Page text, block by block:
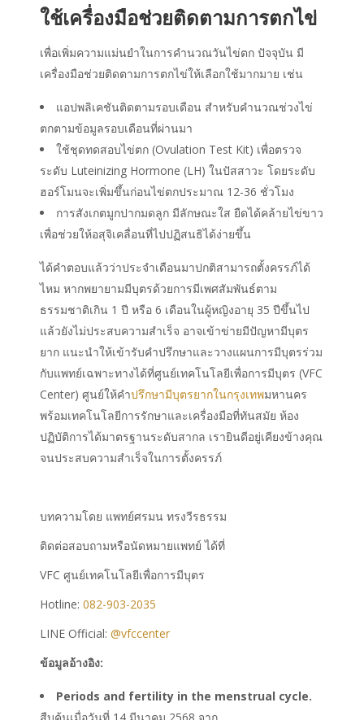
ใช้เครื่องมือช่วยติดตามการตกไข่
เพื่อเพิ่มความแม่นยำในการคำนวณวันไข่ตก ปัจจุบัน มี
เครื่องมือช่วยติดตามการตกไข่ให้เลือกใช้มากมาย เช่น
แอปพลิเคชันติดตามรอบเดือน สำหรับคำนวณช่วงไข่
ตกตามข้อมูลรอบเดือนที่ผ่านมา
ใช้ชุดทดสอบไข่ตก (Ovulation Test Kit) เพื่อตรวจ
ระดับ Luteinizing Hormone (LH) ในปัสสาวะ โดยระดับ
ฮอร์โมนจะเพิ่มขึ้นก่อนไข่ตกประมาณ 12-36 ชั่วโมง
การสังเกตมูกปากมดลูก มีลักษณะใส ยืดได้คล้ายไข่ขาว
เพื่อช่วยให้อสุจิเคลื่อนที่ไปปฏิสนธิได้ง่ายขึ้น
ได้คำตอบแล้วว่าประจำเดือนมาปกติสามารถตั้งครรภ์ได้
ไหม หากพยายามมีบุตรด้วยการมีเพศสัมพันธ์ตาม
ธรรมชาติเกิน 1 ปี หรือ 6 เดือนในผู้หญิงอายุ 35 ปีขึ้นไป
แล้วยังไม่ประสบความสำเร็จ อาจเข้าข่ายมีปัญหามีบุตร
ยาก แนะนำให้เข้ารับคำปรึกษาและวางแผนการมีบุตรร่วม
กับแพทย์เฉพาะทางได้ที่ศูนย์เทคโนโลยีเพื่อการมีบุตร (VFC
Center) ศูนย์ให้คำปรึกษามีบุตรยากในกรุงเทพมหานคร
พร้อมเทคโนโลยีการรักษาและเครื่องมือที่ทันสมัย ห้อง
ปฏิบัติการได้มาตรฐานระดับสากล เรายินดีอยู่เคียงข้างคุณ
จนประสบความสำเร็จในการตั้งครรภ์
บทความโดย แพทย์ศรมน ทรงวีรธรรม
ติดต่อสอบถามหรือนัดหมายแพทย์ ได้ที่
VFC ศูนย์เทคโนโลยีเพื่อการมีบุตร
Hotline: 082-903-2035
LINE Official: @vfccenter
ข้อมูลอ้างอิง:
Periods and fertility in the menstrual cycle.